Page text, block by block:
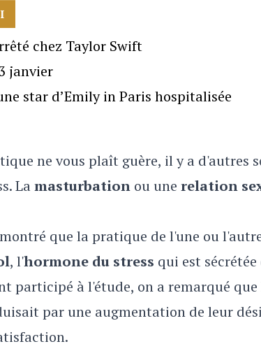
chez Taylor Swift
janvier
star d’Emily in Paris hospitalisée
ne vous plaît guère, il y a d'autres
Lamasturbation ou une relation
que la pratique de l'une ou
, l'hormone du stress qui est
participé à l'étude, on a remarqué
par une augmentation de leur